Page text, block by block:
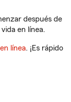
después de
en línea.
línea. ¡Es rápido